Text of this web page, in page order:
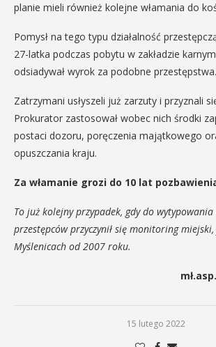
planie mieli również kolejne włamania do
Pomysł na tego typu działalność
27-latka podczas pobytu w zakładzie
odsiadywał wyrok za podobne przestępstwa.
Zatrzymani usłyszeli już zarzuty i przyznali
Prokurator zastosował wobec nich środki
postaci dozoru, poręczenia majątkowego
opuszczania kraju.
Za włamanie grozi do 10 lat
To już kolejny przypadek, gdy do
przestępców przyczynił się monitoring
Myślenicach od 2007 roku.
15 lutego 2022